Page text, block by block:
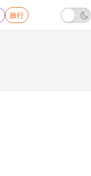
旅行